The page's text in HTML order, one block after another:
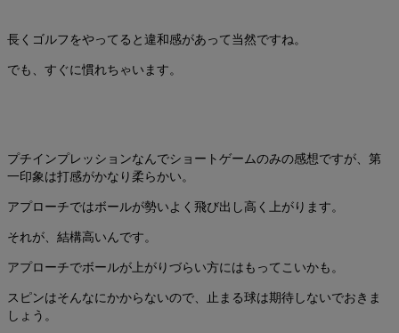
長くゴルフをやってると違和感があって当然ですね。
でも、すぐに慣れちゃいます。
プチインプレッションなんでショートゲームのみの感想ですが、第
一印象は打感がかなり柔らかい。
アプローチではボールが勢いよく飛び出し高く上がります。
それが、結構高いんです。
アプローチでボールが上がりづらい方にはもってこいかも。
スピンはそんなにかからないので、止まる球は期待しないでおきま
しょう。